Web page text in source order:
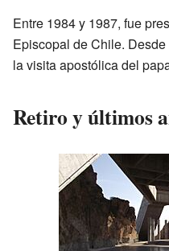
Entre 1984 y 1987, fue
Episcopal de Chile.
la visita apostólica del
Retiro y últimos